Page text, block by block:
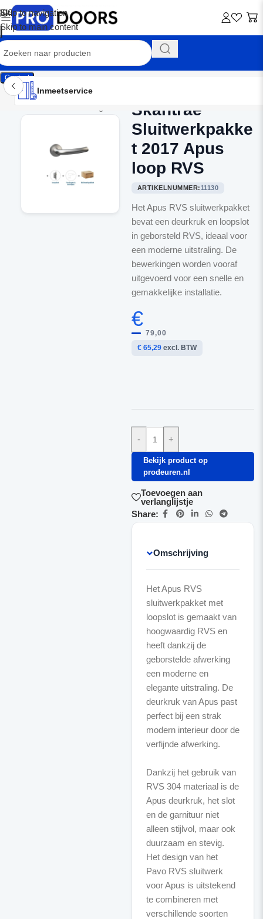
Skip to navigation
Skip to main content
Contact
Inmeetservice
Montageservice
Advies op maat
Showroom
Inmeetservice
Skantrae
Sluitwerkpakke
t 2017 Apus
loop RVS
ARTIKELNUMMER:11130
Het Apus RVS sluitwerkpakket
bevat een deurkruk en loopslot
in geborsteld RVS, ideaal voor
een moderne uitstraling. De
bewerkingen worden vooraf
uitgevoerd voor een snelle en
gemakkelijke installatie.
€
79,00
€ 65,29excl. BTW
- +
Bekijk product op
prodeuren.nl
Toevoegen aan
verlanglijstje
Share:
Omschrijving
Het Apus RVS
sluitwerkpakket met
loopslot is gemaakt van
hoogwaardig RVS en
heeft dankzij de
geborstelde afwerking
een moderne en
elegante uitstraling. De
deurkruk van Apus past
perfect bij een strak
modern interieur door de
verfijnde afwerking.
Dankzij het gebruik van
RVS 304 materiaal is de
Apus deurkruk, het slot
en de garnituur niet
alleen stijlvol, maar ook
duurzaam en stevig.
Het design van het
Pavo RVS sluitwerk
voor Apus is uitstekend
te combineren met
verschillende soorten